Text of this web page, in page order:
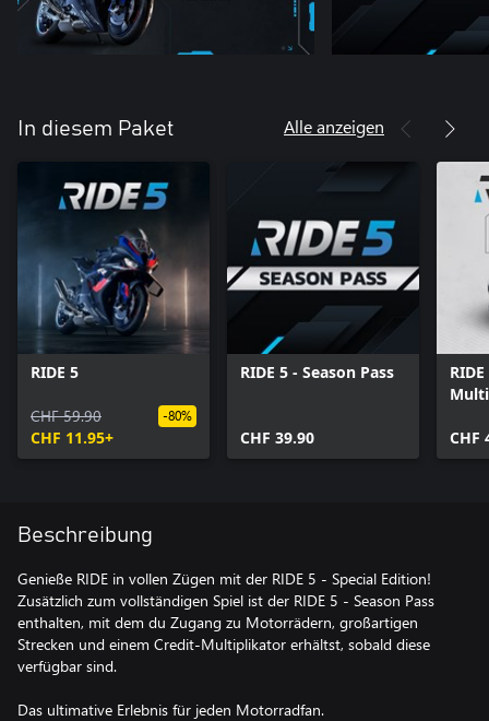
In diesem Paket Alle anzeigen
RIDE 5
CHF 59.90
CHF 11.95+
-80%
RIDE 5 - Season Pass
CHF 39.90 CHF
Beschreibung
Genieße RIDE in vollen Zügen mit der RIDE 5 - Special Edition!
Zusätzlich zum vollständigen Spiel ist der RIDE 5 - Season Pass
enthalten, mit dem du Zugang zu Motorrädern, großartigen
Strecken und einem Credit-Multiplikator erhältst, sobald diese
verfügbar sind.
Das ultimative Erlebnis für jeden Motorradfan.